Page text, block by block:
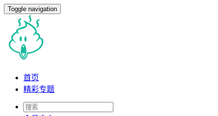
Toggle navigation
首页
精彩专题